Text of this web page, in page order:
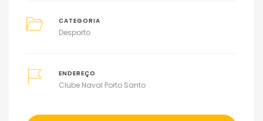
CATEGORIA
Desporto
ENDEREÇO
Clube Naval Porto Santo